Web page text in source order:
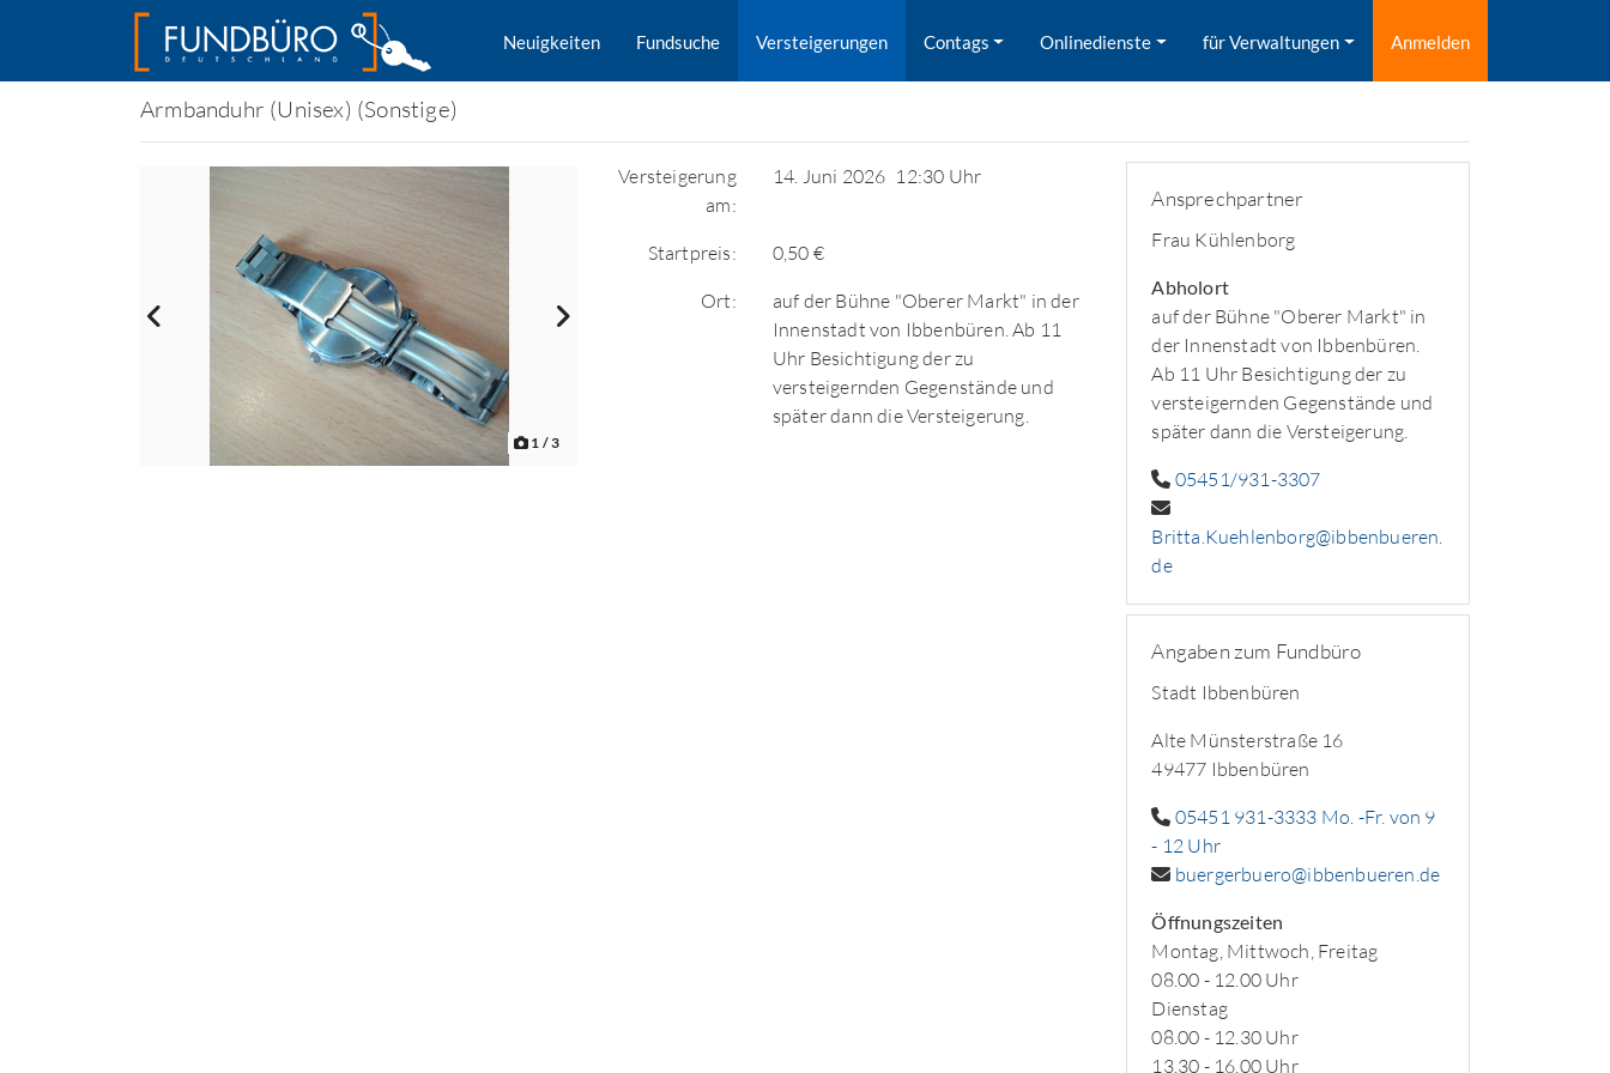
Neuigkeiten Fundsuche Versteigerungen Contags Onlinedienste für Verwaltungen Anmelden
Armbanduhr (Unisex) (Sonstige)
1 / 3
Versteigerung
am:
14. Juni 2026 12:30 Uhr
Startpreis:
0,50 €
Ort:
auf der Bühne "Oberer Markt" in der
Innenstadt von Ibbenbüren. Ab 11
Uhr Besichtigung der zu
versteigernden Gegenstände und
später dann die Versteigerung.
Ansprechpartner
Frau Kühlenborg
Abholort
auf der Bühne "Oberer Markt" in
der Innenstadt von Ibbenbüren.
Ab 11 Uhr Besichtigung der zu
versteigernden Gegenstände und
später dann die Versteigerung.
05451/931-3307
Britta.Kuehlenborg@ibbenbueren.
de
Angaben zum Fundbüro
Stadt Ibbenbüren
Alte Münsterstraße 16
49477 Ibbenbüren
05451 931-3333 Mo. -Fr. von 9
- 12 Uhr
buergerbuero@ibbenbueren.de
Öffnungszeiten
Montag, Mittwoch, Freitag
08.00 - 12.00 Uhr
Dienstag
08.00 - 12.30 Uhr
13.30 - 16.00 Uhr